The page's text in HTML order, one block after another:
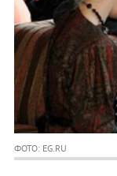
ФОТО: EG.RU